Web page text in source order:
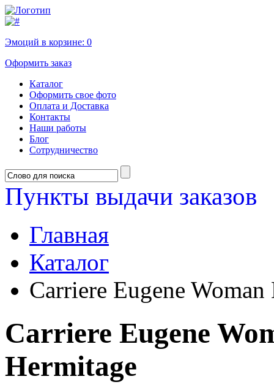
Эмоций в корзине: 0
Оформить заказ
Каталог
Оформить свое фото
Оплата и Доставка
Контакты
Наши работы
Блог
Сотрудничество
Пункты выдачи заказов
Главная
Каталог
Carriere Eugene
Carriere Eugene
Hermitage